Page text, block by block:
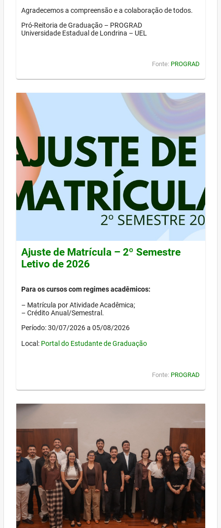
Agradecemos a compreensão e a colaboração de todos.
Pró-Reitoria de Graduação – PROGRAD
Universidade Estadual de Londrina – UEL
Fonte: PROGRAD
Ajuste de Matrícula – 2º Semestre
Letivo de 2026
Para os cursos com regimes acadêmicos:
– Matrícula por Atividade Acadêmica;
– Crédito Anual/Semestral.
Período: 30/07/2026 a 05/08/2026
Local: Portal do Estudante de Graduação
Fonte: PROGRAD